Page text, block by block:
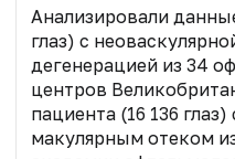
Анализировали
глаз) с
дегенерацией из 34
центров
пациента (16 136
макулярным отеком